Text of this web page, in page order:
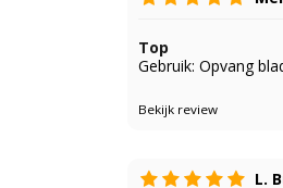
Top
Gebruik: Opvang
Bekijk review
L.